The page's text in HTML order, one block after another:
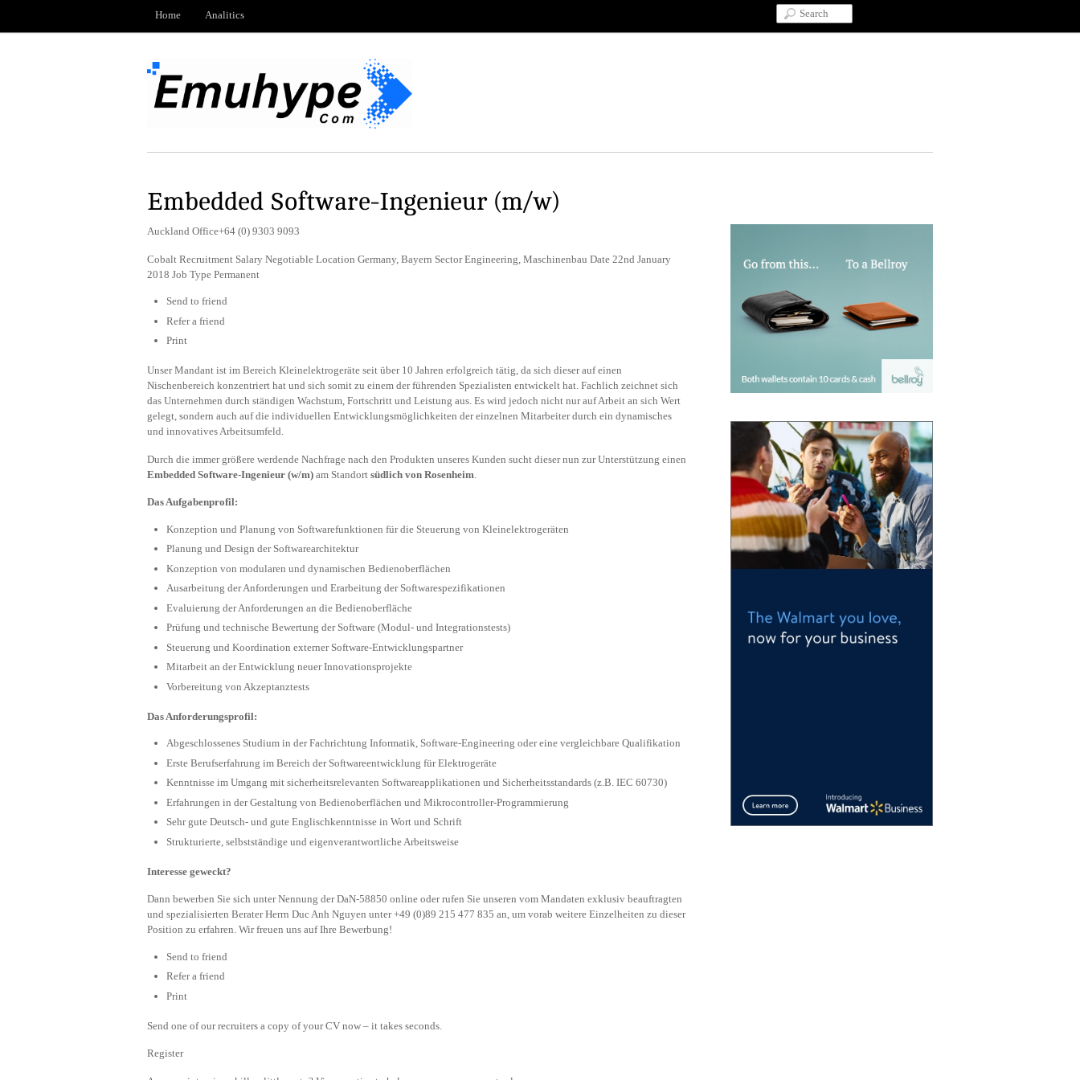
Home Analitics
Embedded Software-Ingenieur (m/w)
Auckland Office+64 (0) 9303 9093
Cobalt Recruitment Salary Negotiable Location Germany, Bayern Sector Engineering, Maschinenbau Date 22nd January
2018 Job Type Permanent
Send to friend
Refer a friend
Print
Unser Mandant ist im Bereich Kleinelektrogeräte seit über 10 Jahren erfolgreich tätig, da sich dieser auf einen
Nischenbereich konzentriert hat und sich somit zu einem der führenden Spezialisten entwickelt hat. Fachlich zeichnet sich
das Unternehmen durch ständigen Wachstum, Fortschritt und Leistung aus. Es wird jedoch nicht nur auf Arbeit an sich Wert
gelegt, sondern auch auf die individuellen Entwicklungsmöglichkeiten der einzelnen Mitarbeiter durch ein dynamisches
und innovatives Arbeitsumfeld.
Durch die immer größere werdende Nachfrage nach den Produkten unseres Kunden sucht dieser nun zur Unterstützung einen
Embedded Software-Ingenieur (w/m) am Standort südlich von Rosenheim
Das Aufgabenprofil:
Konzeption und Planung von Softwarefunktionen für die Steuerung von Kleinelektrogeräten
Planung und Design der Softwarearchitektur
Konzeption von modularen und dynamischen Bedienoberflächen
Ausarbeitung der Anforderungen und Erarbeitung der Softwarespezifikationen
Evaluierung der Anforderungen an die Bedienoberfläche
Prüfung und technische Bewertung der Software (Modul- und Integrationstests)
Steuerung und Koordination externer Software-Entwicklungspartner
Mitarbeit an der Entwicklung neuer Innovationsprojekte
Vorbereitung von Akzeptanztests
Das Anforderungsprofil:
Abgeschlossenes Studium in der Fachrichtung Informatik, Software-Engineering oder eine vergleichbare Qualifikation
Erste Berufserfahrung im Bereich der Softwareentwicklung für Elektrogeräte
Kenntnisse im Umgang mit sicherheitsrelevanten Softwareapplikationen und Sicherheitsstandards (z.B. IEC 60730)
Erfahrungen in der Gestaltung von Bedienoberflächen und Mikrocontroller-Programmierung
Sehr gute Deutsch- und gute Englischkenntnisse in Wort und Schrift
Strukturierte, selbstständige und eigenverantwortliche Arbeitsweise
Interesse geweckt?
Dann bewerben Sie sich unter Nennung der DaN-58850 online oder rufen Sie unseren vom Mandaten exklusiv beauftragten
und spezialisierten Berater Herrn Duc Anh Nguyen unter +49 (0)89 215 477 835 an, um vorab weitere Einzelheiten zu dieser
Position zu erfahren. Wir freuen uns auf Ihre Bewerbung!
Send to friend
Refer a friend
Print
Send one of our recruiters a copy of your CV now – it takes seconds.
Register